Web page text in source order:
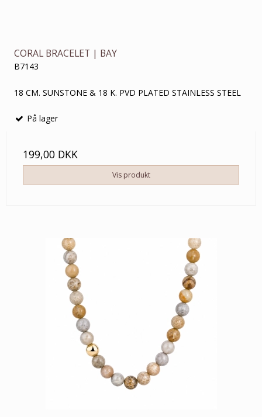
CORAL BRACELET | BAY
B7143
18 CM. SUNSTONE & 18 K. PVD PLATED STAINLESS STEEL
På lager
199,00 DKK
Vis produkt